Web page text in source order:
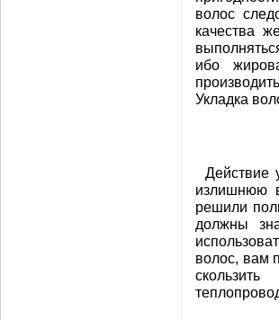
волос
качества
ибо
Укладка
Действие
излишнюю
решили
должны
волос, вам